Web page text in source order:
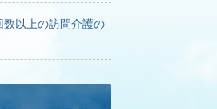
数以上の訪問介護の